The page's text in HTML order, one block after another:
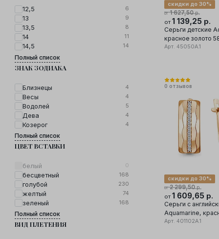
12,5 6
13 9
13,5 8
14 11
14,5 14
Полный список
ЗНАК ЗОДИАКА
Близнецы 4
Весы 4
Водолей 5
Дева 4
Козерог 4
Полный список
ЦВЕТ ВСТАВКИ
белый 0
бесцветный 168
голубой 230
желтый 74
зеленый 168
Полный список
ВИД ПЛЕТЕНИЯ
от1 627,50р.
скидки до 30%
от 1 139,25 р.
Серьги детские
красное золото
вставка фианит
Арт. 45050А.1
0 отзывов
от2 299,50р.
скидки до 30%
от 1 609,65 р.
Серьги с
Aquamarine,
585 проба,
Арт. 401102А.1